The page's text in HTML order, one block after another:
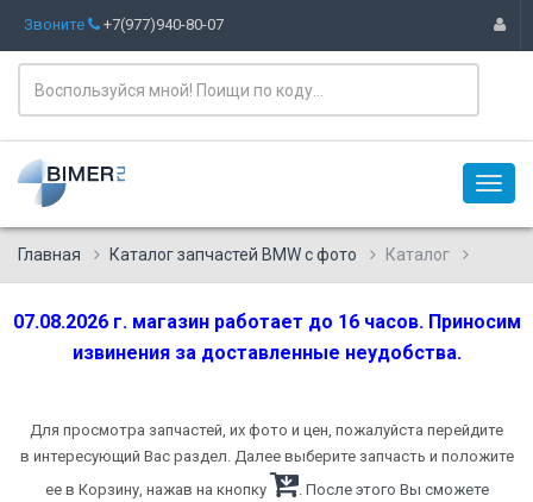
Звоните +7(977)940-80-07
Главная Каталог запчастей BMW с фото Каталог
07.08.2026 г. магазин работает до 16 часов. Приносим
извинения за доставленные неудобства.
Для просмотра запчастей, их фото и цен, пожалуйста перейдите
в интересующий Вас раздел. Далее выберите запчасть и положите
ее в Корзину, нажав на кнопку
. После этого Вы сможете